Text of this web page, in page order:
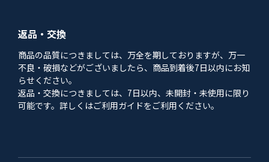
返品・交換
商品の品質につきましては、万全を期しておりますが、万一
不良・破損などがございましたら、商品到着後7日以内にお知
らせください。
返品・交換につきましては、7日以内、未開封・未使用に限り
可能です。詳しくはご利用ガイドをご利用ください。